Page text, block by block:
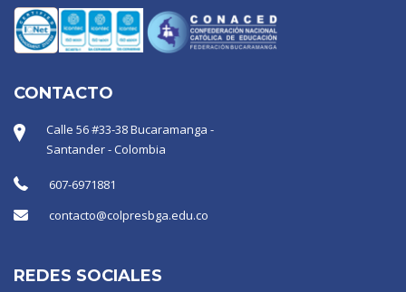
CONTACTO
Calle 56 #33-38 Bucaramanga -
Santander - Colombia
607-6971881
contacto@colpresbga.edu.co
REDES SOCIALES